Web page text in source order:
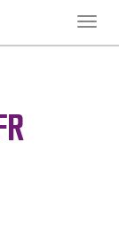
Toggle